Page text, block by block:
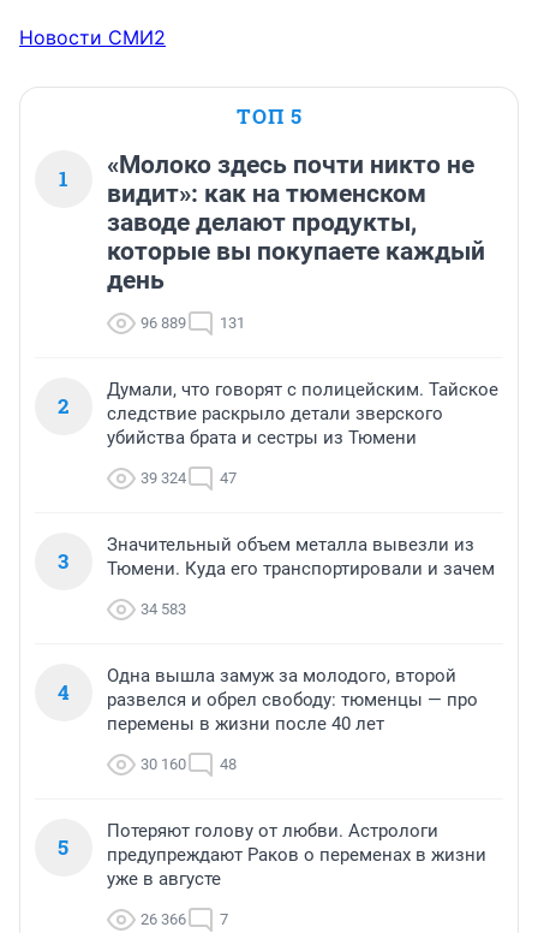
Новости СМИ2
ТОП 5
1
«Молоко здесь почти никто не
видит»: как на тюменском
заводе делают продукты,
которые вы покупаете каждый
день
96 889 131
2
Думали, что говорят с полицейским. Тайское
следствие раскрыло детали зверского
убийства брата и сестры из Тюмени
39 324 47
3
Значительный объем металла вывезли из
Тюмени. Куда его транспортировали и зачем
34 583
4
Одна вышла замуж за молодого, второй
развелся и обрел свободу: тюменцы — про
перемены в жизни после 40 лет
30 160 48
5
Потеряют голову от любви. Астрологи
предупреждают Раков о переменах в жизни
уже в августе
26 366 7